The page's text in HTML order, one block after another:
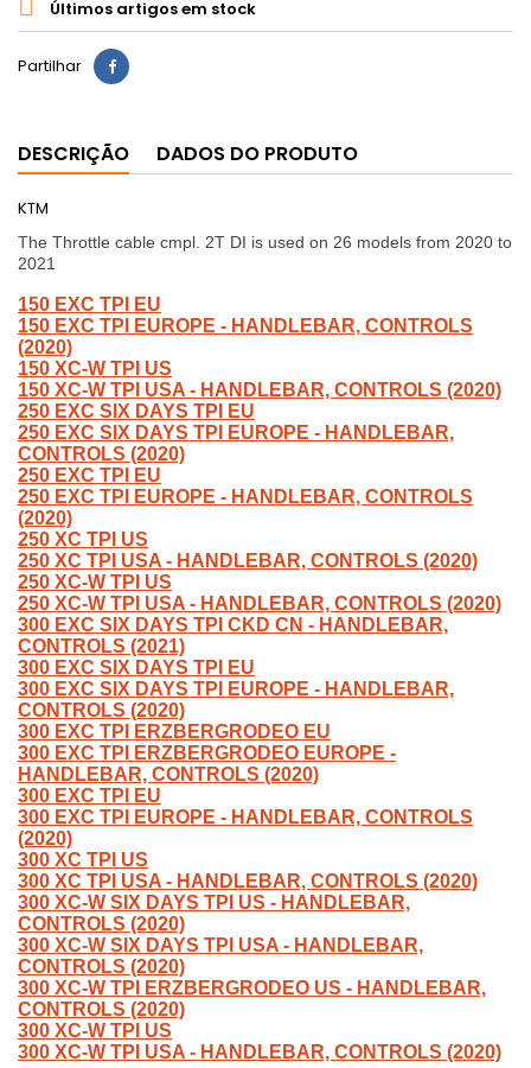
Últimos artigos em stock
Partilhar
DESCRIÇÃO DADOS DO PRODUTO
KTM
The Throttle cable cmpl. 2T DI is used on 26 models from 2020 to
2021
150 EXC TPI EU
150 EXC TPI EUROPE - HANDLEBAR, CONTROLS
(2020)
150 XC-W TPI US
150 XC-W TPI USA - HANDLEBAR, CONTROLS (2020)
250 EXC SIX DAYS TPI EU
250 EXC SIX DAYS TPI EUROPE - HANDLEBAR,
CONTROLS (2020)
250 EXC TPI EU
250 EXC TPI EUROPE - HANDLEBAR, CONTROLS
(2020)
250 XC TPI US
250 XC TPI USA - HANDLEBAR, CONTROLS (2020)
250 XC-W TPI US
250 XC-W TPI USA - HANDLEBAR, CONTROLS (2020)
300 EXC SIX DAYS TPI CKD CN - HANDLEBAR,
CONTROLS (2021)
300 EXC SIX DAYS TPI EU
300 EXC SIX DAYS TPI EUROPE - HANDLEBAR,
CONTROLS (2020)
300 EXC TPI ERZBERGRODEO EU
300 EXC TPI ERZBERGRODEO EUROPE -
HANDLEBAR, CONTROLS (2020)
300 EXC TPI EU
300 EXC TPI EUROPE - HANDLEBAR, CONTROLS
(2020)
300 XC TPI US
300 XC TPI USA - HANDLEBAR, CONTROLS (2020)
300 XC-W SIX DAYS TPI US - HANDLEBAR,
CONTROLS (2020)
300 XC-W SIX DAYS TPI USA - HANDLEBAR,
CONTROLS (2020)
300 XC-W TPI ERZBERGRODEO US - HANDLEBAR,
CONTROLS (2020)
300 XC-W TPI US
300 XC-W TPI USA - HANDLEBAR, CONTROLS (2020)